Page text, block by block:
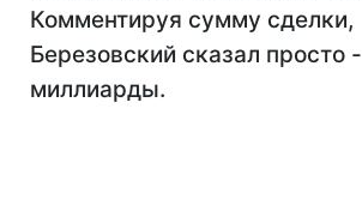
Комментируя сумму сделки,
Березовский сказал просто -
миллиарды.